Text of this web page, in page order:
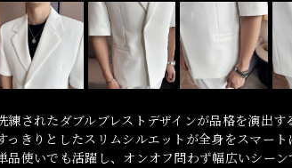
練されたダブルブレストデザインが品格を演出す
っきりとしたスリムシルエットが全身をスマー
品使いでも活躍し、オンオフ問わず幅広いシーン